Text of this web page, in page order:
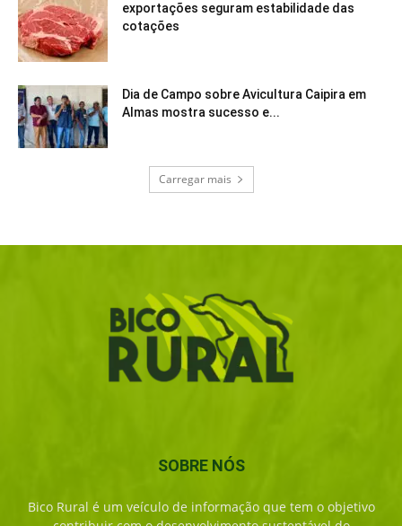
exportações seguram estabilidade das
cotações
Dia de Campo sobre Avicultura Caipira em
Almas mostra sucesso e...
Carregar mais
SOBRE NÓS
Bico Rural é um veículo de informação que tem o objetivo